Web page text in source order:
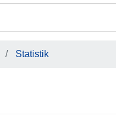
Statistik